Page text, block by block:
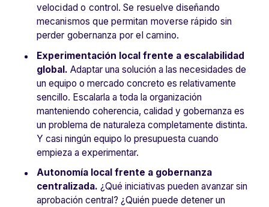
velocidad o control. Se resuelve diseñando
mecanismos que permitan moverse rápido sin
perder gobernanza por el camino.
Experimentación local frente a escalabilidad
global. Adaptar una solución a las necesidades de
un equipo o mercado concreto es relativamente
sencillo. Escalarla a toda la organización
manteniendo coherencia, calidad y gobernanza es
un problema de naturaleza completamente distinta.
Y casi ningún equipo lo presupuesta cuando
empieza a experimentar.
Autonomía local frente a gobernanza
centralizada. ¿Qué iniciativas pueden avanzar sin
aprobación central? ¿Quién puede detener un